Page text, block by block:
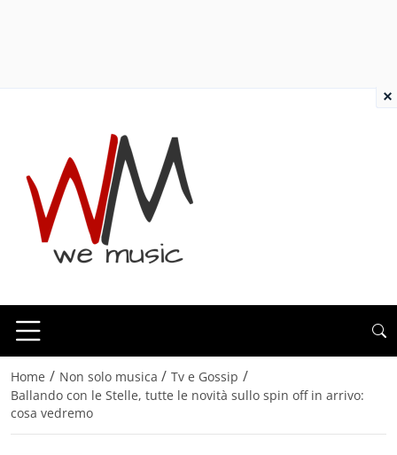
Home / Non solo musica / Tv e Gossip /
Ballando con le Stelle, tutte le novità sullo spin off in arrivo:
cosa vedremo
×